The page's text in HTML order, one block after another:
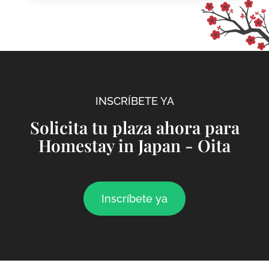
INSCRÍBETE YA
Solicita tu plaza ahora para
Homestay in Japan - Oita
Inscríbete ya